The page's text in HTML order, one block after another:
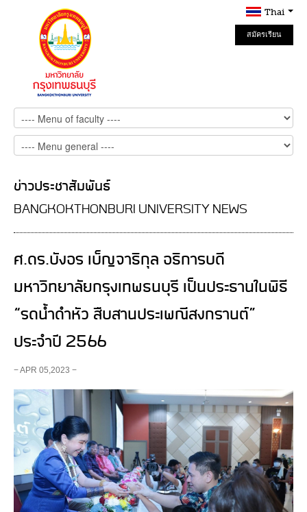
Thai
สมัครเรียน
Online
ข่าวประชาสัมพันธ์
BANGKOKTHONBURI UNIVERSITY NEWS
ศ.ดร.บังอร เบ็ญจาธิกุล อธิการบดี
มหาวิทยาลัยกรุงเทพธนบุรี เป็นประธานในพิธี
“รดน้ำดำหัว สืบสานประเพณีสงกรานต์”
ประจำปี 2566
− APR 05,2023 −